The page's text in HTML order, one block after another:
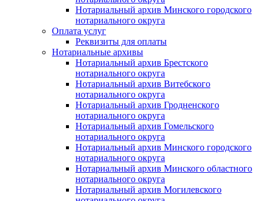
Нотариальный архив Минского городского
нотариального округа
Оплата услуг
Реквизиты для оплаты
Нотариальные архивы
Нотариальный архив Брестского
нотариального округа
Нотариальный архив Витебского
нотариального округа
Нотариальный архив Гродненского
нотариального округа
Нотариальный архив Гомельского
нотариального округа
Нотариальный архив Минского городского
нотариального округа
Нотариальный архив Минского областного
нотариального округа
Нотариальный архив Могилевского